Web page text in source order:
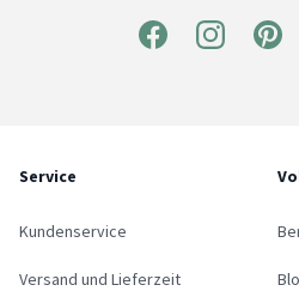
Service
Kundenservice
Versand und Lieferzeit